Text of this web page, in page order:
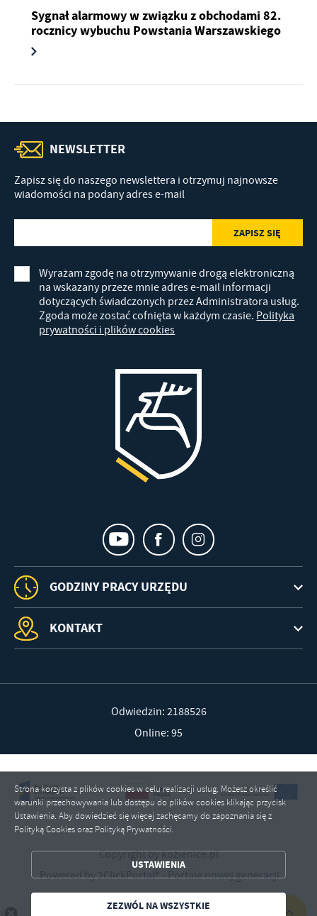
Sygnał alarmowy w związku z obchodami 82.
rocznicy wybuchu Powstania Warszawskiego
NEWSLETTER
Zapisz się do naszego newslettera i otrzymuj najnowsze
wiadomości na podany adres e-mail
Wyrażam zgodę na otrzymywanie drogą elektroniczną
na wskazany przeze mnie adres e-mail informacji
dotyczących świadczonych przez Administratora usług.
Zgoda może zostać cofnięta w każdym czasie. Polityka
prywatności i plików cookies
GODZINY PRACY URZĘDU
KONTAKT
Odwiedzin: 2188526
Online: 95
Copyright by kozienice.pl
Powered by2ClickPortal®- Portale nowej generacji
Strona korzysta z plików cookies w celu realizacji usług. Możesz określić
warunki przechowywania lub dostępu do plików cookies klikając przycisk
Ustawienia. Aby dowiedzieć się więcej zachęcamy do zapoznania się z
Polityką Cookies oraz Polityką Prywatności.
USTAWIENIA
ZEZWÓL NA WSZYSTKIE
ZAPISZ WYBRANE
ZEZWÓL NA WSZYSTKIE